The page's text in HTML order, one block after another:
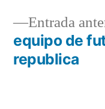
entradas
Entrada
equipo de
republica